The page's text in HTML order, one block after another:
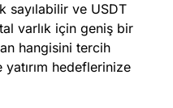
sayılabilir ve USDT
varlık için geniş bir
hangisini tercih
hedeflerinize